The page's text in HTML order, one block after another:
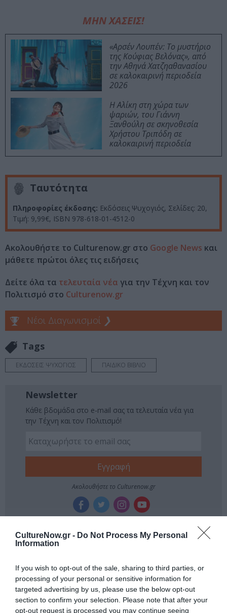
CultureNow.gr - Do Not Process My Personal
Information
If you wish to opt-out of the sale, sharing to third parties, or
processing of your personal or sensitive information for
targeted advertising by us, please use the below opt-out
section to confirm your selection. Please note that after your
opt-out request is processed you may continue seeing
ΜΗΝ ΧΑΣΕΙΣ!
«Αρσέν Λουπέν: Το μυστήριο
της Κούφιας Βελόνας», από
την Αθηνά Χατζηαθανασίου
σε καλοκαιρινή περιοδεία
2026
Η Αλίκη στη χώρα των
ψαριών, του Γιάννη
Ξανθούλη σε σκηνοθεσία
Χρήστου Τριπόδη σε
καλοκαιρινή περιοδεία
Ταυτότητα
Πληροφορίες έκδοσης: Εκδόσεις Ψυχογιός, Σελίδες: 20,
Τιμή: 9,99€, ISBN 978-618-01-4512-0
Ακολουθήστε το Culturenow.gr στο Google News και
μάθετε πρώτοι όλες τις ειδήσεις
Δείτε όλα τα τελευταία νέα για την Τέχνη και τον
Πολιτισμό στο Culturenow.gr
Νέοι Διαγωνισμοί ❯
Tags
ΕΚΔΟΣΕΙΣ ΨΥΧΟΓΙΟΣ ΠΑΙΔΙΚΟ ΒΙΒΛΙΟ
Newsletter
Κάθε βδομάδα στο e-mail σας τα τελευταία νέα για
την Τέχνη και τον Πολιτισμό!
Ακολουθήστε το Culturenow.gr